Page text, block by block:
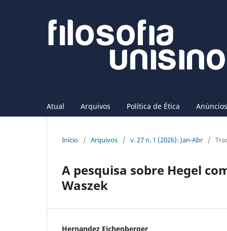
Atual Arquivos Política de Ética Anúncios
Início / Arquivos / v. 27 n. 1 (2026): Jan-Abr /
A pesquisa sobre Hegel
Waszek
Hernandez Eichenberger